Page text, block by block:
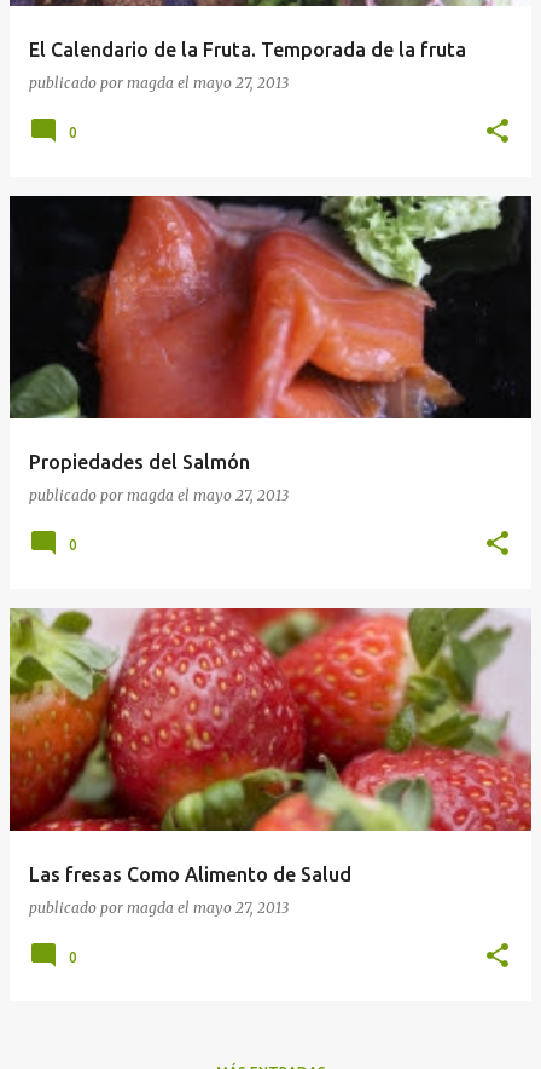
El Calendario de la Fruta. Temporada de la fruta
publicado por magda el mayo 27, 2013
0
Propiedades del Salmón
publicado por magda el mayo 27, 2013
0
Las fresas Como Alimento de Salud
publicado por magda el mayo 27, 2013
0